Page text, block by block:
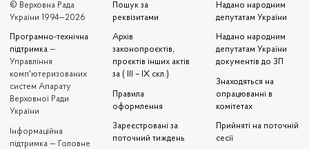
© Верховна Рада
України 1994—2026
Програмно-технічна
підтримка —
Управління
комп'ютеризованих
систем Апарату
Верховної Ради
України
Iнформаційна
підтримка — Головне
Пошук за
реквізитами
Архів
законопроєктів,
проєктів інших актів
за ( III – IX скл.)
Правила
оформлення
Зареєстровані за
поточний тиждень
Надано народним
депутатам України
Надано народним
депутатам України
документів до ЗП
Знаходяться на
опрацюванні в
комітетах
Прийняті на поточній
сесії